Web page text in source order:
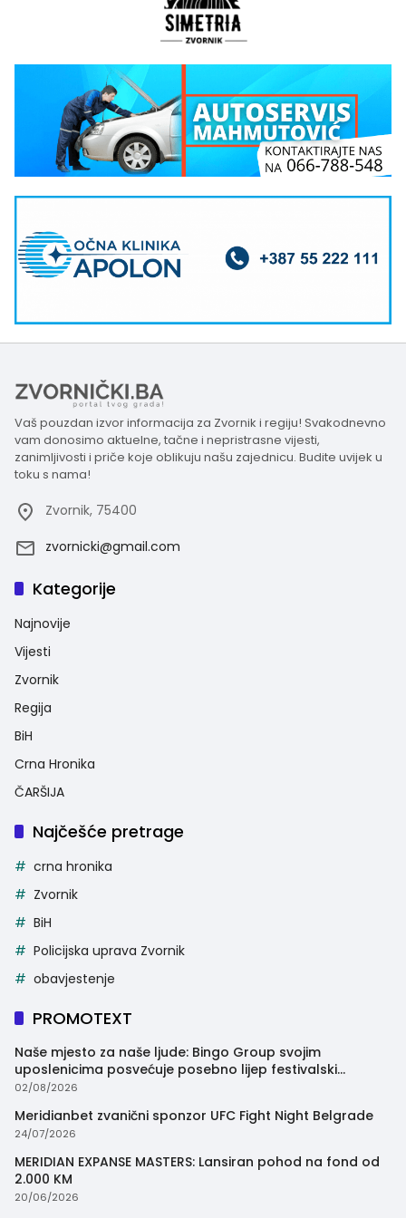
Vaš pouzdan izvor informacija za Zvornik i regiju! Svakodnevno
vam donosimo aktuelne, tačne i nepristrasne vijesti,
zanimljivosti i priče koje oblikuju našu zajednicu. Budite uvijek u
toku s nama!
Zvornik, 75400
zvornicki@gmail.com
Kategorije
Najnovije
Vijesti
Zvornik
Regija
BiH
Crna Hronika
ČARŠIJA
Najčešće pretrage
crna hronika
Zvornik
BiH
Policijska uprava Zvornik
obavjestenje
PROMOTEXT
Naše mjesto za naše ljude: Bingo Group svojim
uposlenicima posvećuje posebno lijep festivalski
trenutak
02/08/2026
Meridianbet zvanični sponzor UFC Fight Night Belgrade
24/07/2026
MERIDIAN EXPANSE MASTERS: Lansiran pohod na fond od
2.000 KM
20/06/2026